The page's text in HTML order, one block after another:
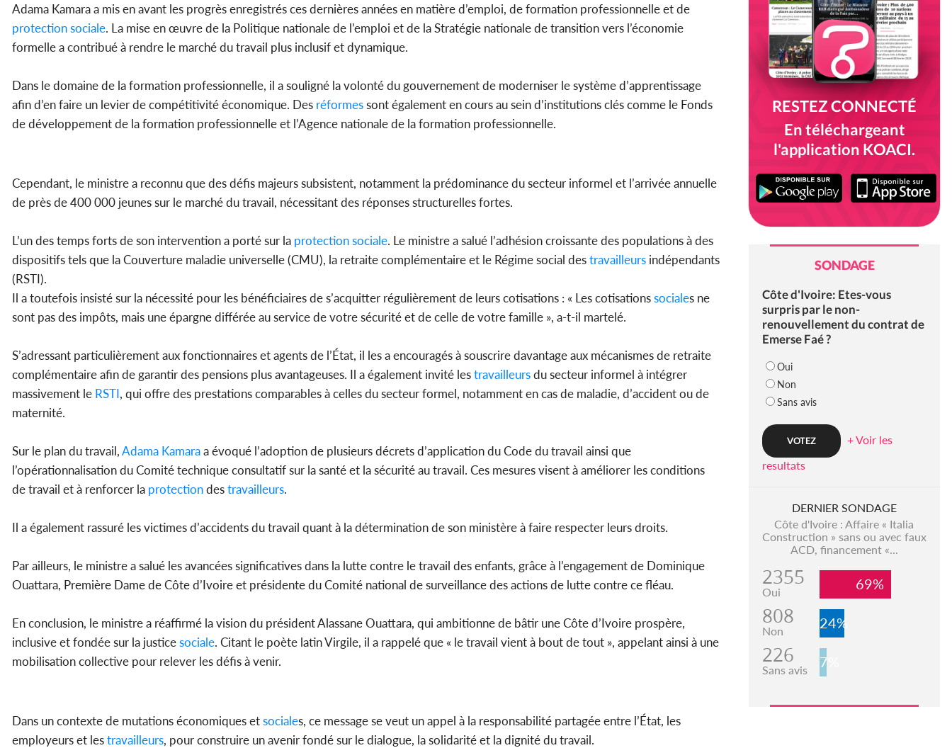
Adama Kamara a mis en avant les progrès enregistrés ces dernières années en matière d’emploi, de formation professionnelle et de
protectionsociale. La mise en œuvre de la Politique nationale de l’emploi et de la Stratégie nationale de transition vers l’économie
formelle a contribué à rendre le marché du travail plus inclusif et dynamique.
Dans le domaine de la formation professionnelle, il a souligné la volonté du gouvernement de moderniser le système d’apprentissage
afin d’en faire un levier de compétitivité économique. Des réformessont également en cours au sein d’institutions clés comme le Fonds
de développement de la formation professionnelle et l’Agence nationale de la formation professionnelle.
Cependant, le ministre a reconnu que des défis majeurs subsistent, notamment la prédominance du secteur informel et l’arrivée annuelle
de près de 400 000 jeunes sur le marché du travail, nécessitant des réponses structurelles fortes.
L’un des temps forts de son intervention a porté sur la protectionsociale. Le ministre a salué l’adhésion croissante des populations à des
dispositifs tels que la Couverture maladie universelle (CMU), la retraite complémentaire et le Régime social destravailleurs indépendants
(RSTI).
Il a toutefois insisté sur la nécessité pour les bénéficiaires de s’acquitter régulièrement de leurs cotisations : « Les cotisationssociales ne
sont pas des impôts, mais une épargne différée au service de votre sécurité et de celle de votre famille », a-t-il martelé.
S’adressant particulièrement aux fonctionnaires et agents de l’État, il les a encouragés à souscrire davantage aux mécanismes de retraite
complémentaire afin de garantir des pensions plus avantageuses. Il a également invité lestravailleursdu secteur informel à intégrer
massivement le RSTI, qui offre des prestations comparables à celles du secteur formel, notamment en cas de maladie, d’accident ou de
maternité.
Sur le plan du travail,Adama Kamaraa évoqué l’adoption de plusieurs décrets d’application du Code du travail ainsi que
l’opérationnalisation du Comité technique consultatif sur la santé et la sécurité au travail. Ces mesures visent à améliorer les conditions
de travail et à renforcer la protectiondestravailleurs.
Il a également rassuré les victimes d’accidents du travail quant à la détermination de son ministère à faire respecter leurs droits.
Par ailleurs, le ministre a salué les avancées significatives dans la lutte contre le travail des enfants, grâce à l’engagement de Dominique
Ouattara, Première Dame de Côte d’Ivoire et présidente du Comité national de surveillance des actions de lutte contre ce fléau.
En conclusion, le ministre a réaffirmé la vision du président Alassane Ouattara, qui ambitionne de bâtir une Côte d’Ivoire prospère,
inclusive et fondée sur la justicesociale. Citant le poète latin Virgile, il a rappelé que « le travail vient à bout de tout », appelant ainsi à une
mobilisation collective pour relever les défis à venir.
Dans un contexte de mutations économiques etsociales, ce message se veut un appel à la responsabilité partagée entre l’État, les
employeurs et lestravailleurs, pour construire un avenir fondé sur le dialogue, la solidarité et la dignité du travail.
RESTEZ CONNECTÉ
En téléchargeant
l'application KOACI.
SONDAGE
Côte d'Ivoire: Etes-vous
surpris par le non-
renouvellement du contrat de
Emerse Faé ?
Oui
Non
Sans avis
+ Voir les
resultats
DERNIER SONDAGE
Côte d'Ivoire : Affaire « Italia
Construction » sans ou avec faux
ACD, financement «...
2355
Oui 69%
808
Non 24%
226
Sans avis 7%